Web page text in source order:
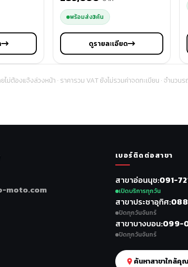
พร้อมส่ง3คัน
ดูรายละเอียด
ไม่ต้องแจ้งล่วงหน้า · ราคารวม VAT ยังไม่รวมค่าจดทะเบียน · จำน
moto.com
เบอร์ติดต่อสาขา
สาขาอ่อนนุช 091-
เปิดบริการทุกวัน
สาขาประชาอุทิศ
ปิดทุกวันจันทร์
สาขาบางบอน 099-
ปิดทุกวันจันทร์
ค้นหาสาขาใกล้คุณ